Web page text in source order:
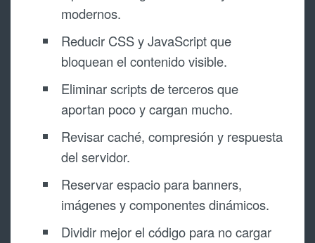
modernos.
Reducir CSS y JavaScript que
bloquean el contenido visible.
Eliminar scripts de terceros que
aportan poco y cargan mucho.
Revisar caché, compresión y respuesta
del servidor.
Reservar espacio para banners,
imágenes y componentes dinámicos.
Dividir mejor el código para no cargar